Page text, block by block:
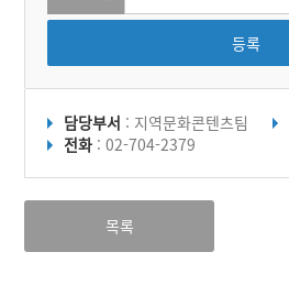
등록
담당부서 : 지역문화콘텐츠팀
전화 : 02-704-2379
목록